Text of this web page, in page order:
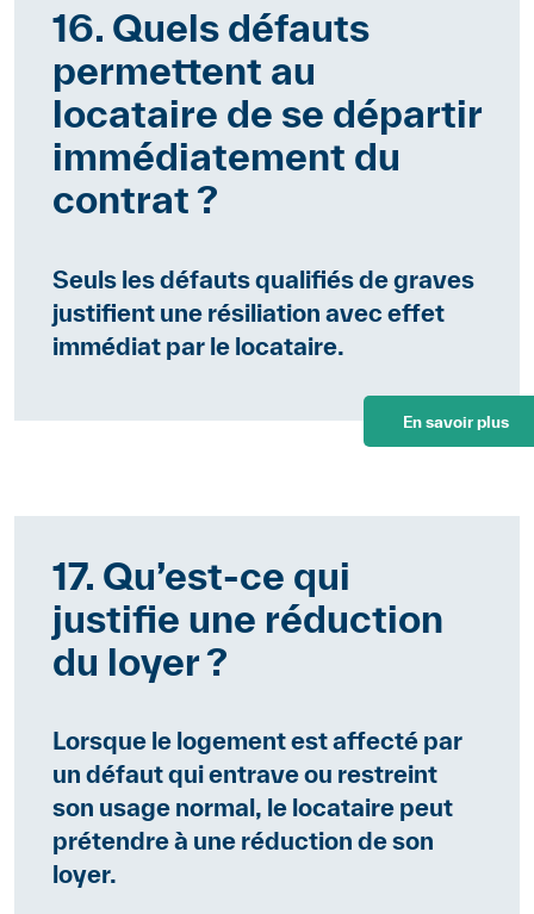
16. Quels défauts
permettent au
locataire de se départir
immédiatement du
contrat ?
Seuls les défauts qualifiés de graves
justifient une résiliation avec effet
immédiat par le locataire.
En savoir plus
17. Qu’est-ce qui
justifie une réduction
du loyer ?
Lorsque le logement est affecté par
un défaut qui entrave ou restreint
son usage normal, le locataire peut
prétendre à une réduction de son
loyer.